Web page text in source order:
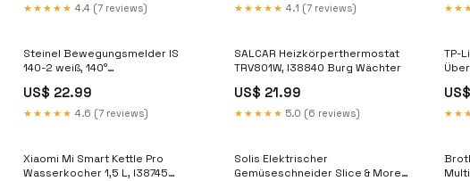
★★★★★ 4.4 (7 reviews) ★★★★★ 4.1 (7 reviews)
Steinel Bewegungsmelder IS
140-2 weiß, 140°
US$ 22.99
★★★★★ 4.6 (7 reviews)
SALCAR Heizkörperthermostat
TRV801W, I38840 Burg Wächter
US$ 21.99
★★★★★ 5.0 (6 reviews)
TP-
Xiaomi Mi Smart Kettle Pro
Wasserkocher 1,5 L, I38745
Solis Elektrischer
Gemüseschneider Slice & More